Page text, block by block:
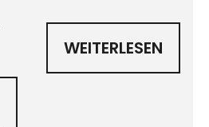
WEITERLESEN